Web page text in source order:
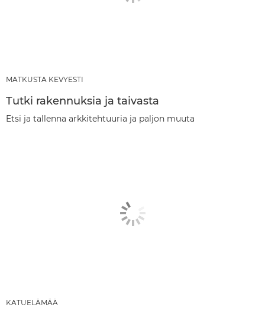
MATKUSTA KEVYESTI
Tutki rakennuksia ja taivasta
Etsi ja tallenna arkkitehtuuria ja paljon muuta
KATUELÄMÄÄ